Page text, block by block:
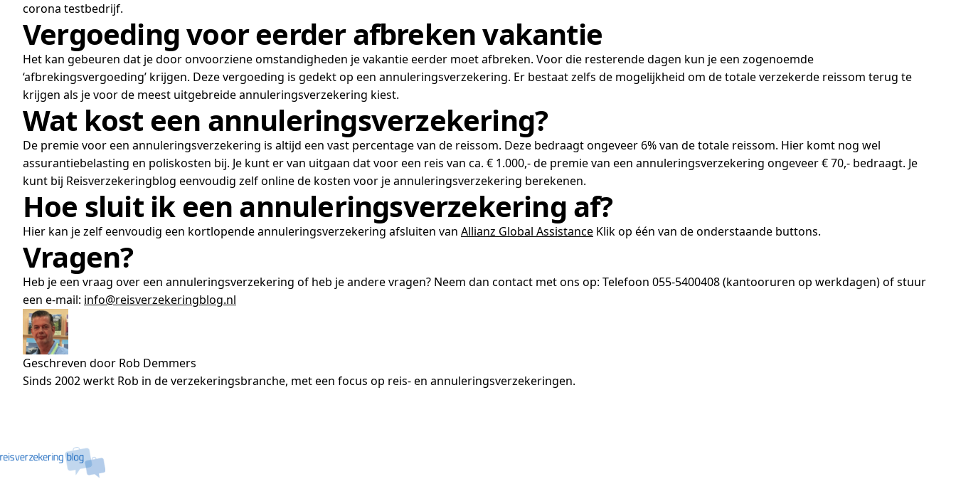
corona testbedrijf.
Vergoeding voor eerder afbreken vakantie
Het kan gebeuren dat je door onvoorziene omstandigheden je vakantie eerder moet afbreken. Voor die resterende dagen kun je een zogenoemde
‘afbrekingsvergoeding’ krijgen. Deze vergoeding is gedekt op een annuleringsverzekering. Er bestaat zelfs de mogelijkheid om de totale verzekerde reissom terug te
krijgen als je voor de meest uitgebreide annuleringsverzekering kiest.
Wat kost een annuleringsverzekering?
De premie voor een annuleringsverzekering is altijd een vast percentage van de reissom. Deze bedraagt ongeveer 6% van de totale reissom. Hier komt nog wel
assurantiebelasting en poliskosten bij. Je kunt er van uitgaan dat voor een reis van ca. € 1.000,- de premie van een annuleringsverzekering ongeveer € 70,- bedraagt. Je
kunt bij Reisverzekeringblog eenvoudig zelf online de kosten voor je annuleringsverzekering berekenen.
Hoe sluit ik een annuleringsverzekering af?
Hier kan je zelf eenvoudig een kortlopende annuleringsverzekering afsluiten van Allianz Global Assistance Klik op één van de onderstaande buttons.
Vragen?
Heb je een vraag over een annuleringsverzekering of heb je andere vragen? Neem dan contact met ons op: Telefoon 055-5400408 (kantooruren op werkdagen) of stuur
een e-mail: info@reisverzekeringblog.nl
Geschreven door Rob Demmers
Sinds 2002 werkt Rob in de verzekeringsbranche, met een focus op reis- en annuleringsverzekeringen.